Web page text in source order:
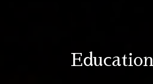
Education